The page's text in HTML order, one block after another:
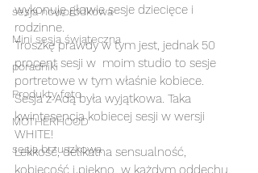
sesja noworodkowa
Mini sesja świąteczna
poradniki
Produkty foto
MOTHERHOOD
sesja brzuszkowa
wykonuję głowie sesje dziecięce i
rodzinne.
Troszkę prawdy w tym jest, jednak 50
procent sesji w  moim studio to sesje
portretowe w tym właśnie kobiece.
Sesja z Adą była wyjątkowa. Taka
kwintesencja kobiecej sesji w wersji
WHITE!
Lekkość, delikatna sensualność,
kobiecość i piękno  w każdym oddechu.